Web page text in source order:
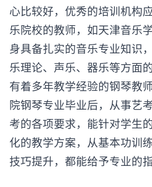
心比较好，优秀的培训机构
乐院校的教师，如天津音乐
身具备扎实的音乐专业知识
乐理论、声乐、器乐等方面
有着多年教学经验的钢琴教
院钢琴专业毕业后，从事艺
考的各项要求，能针对学生
化的教学方案，从基本功训
技巧提升，都能给予专业的指